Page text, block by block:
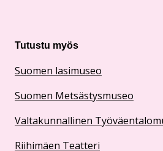
Tutustu myös
Suomen lasimuseo
Suomen Metsästysmuseo
Valtakunnallinen
Riihimäen Teatteri